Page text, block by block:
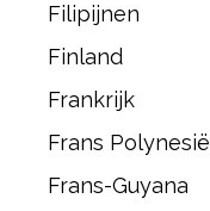
Filipijnen
Finland
Frankrijk
Frans Polynesië
Frans-Guyana